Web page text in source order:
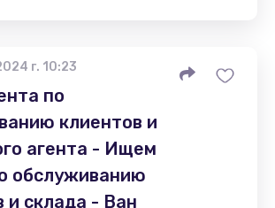
г. 10:23
по
клиентов и
агента - Ищем
обслуживанию
и склада - Ван